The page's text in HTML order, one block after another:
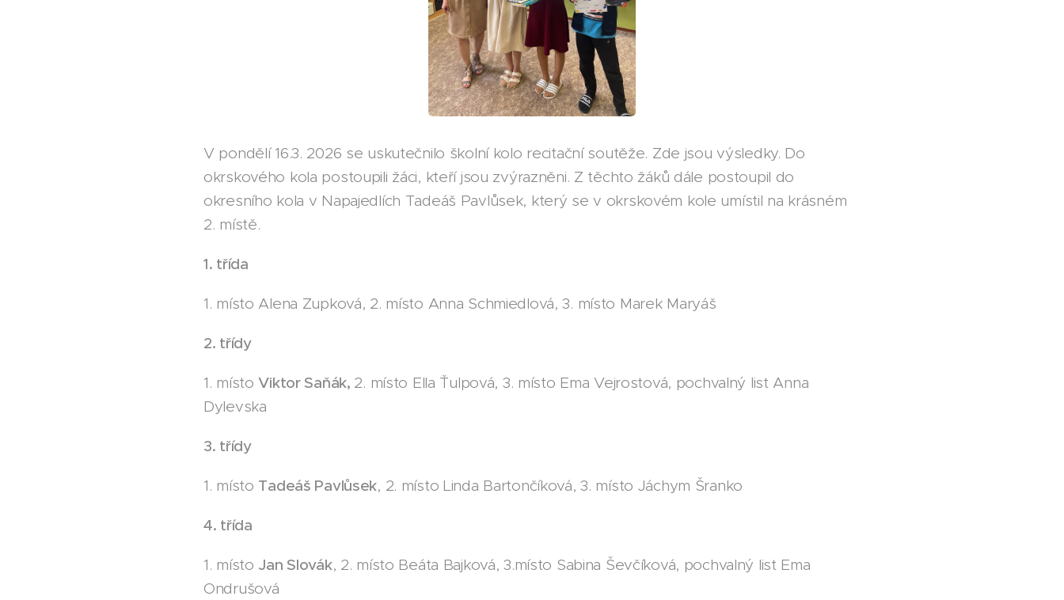
V pondělí 16.3. 2026 se uskutečnilo školní kolo recitační soutěže. Zde jsou výsledky. Do
okrskového kola postoupili žáci, kteří jsou zvýrazněni. Z těchto žáků dále postoupil do
okresního kola v Napajedlích Tadeáš Pavlůsek, který se v okrskovém kole umístil na krásném
2. místě.
1. třída
1. místo Alena Zupková, 2. místo Anna Schmiedlová, 3. místo Marek Maryáš
2. třídy
1. místoViktor Saňák, 2. místo Ella Ťulpová, 3. místo Ema Vejrostová, pochvalný list Anna
Dylevska
3. třídy
1. místo Tadeáš Pavlůsek, 2. místo Linda Bartončíková, 3. místo Jáchym Šranko
4. třída
1. místo Jan Slovák, 2. místo Beáta Bajková, 3.místo Sabina Ševčíková, pochvalný list Ema
Ondrušová